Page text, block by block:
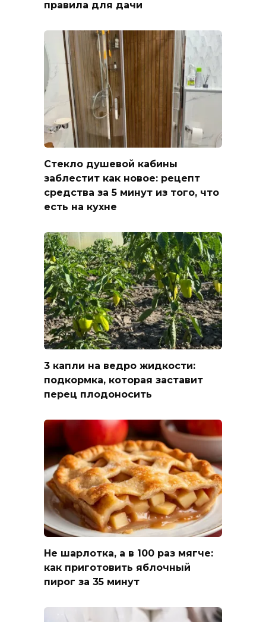
правила для дачи
Стекло душевой кабины
заблестит как новое: рецепт
средства за 5 минут из того, что
есть на кухне
3 капли на ведро жидкости:
подкормка, которая заставит
перец плодоносить
Не шарлотка, а в 100 раз мягче:
как приготовить яблочный
пирог за 35 минут